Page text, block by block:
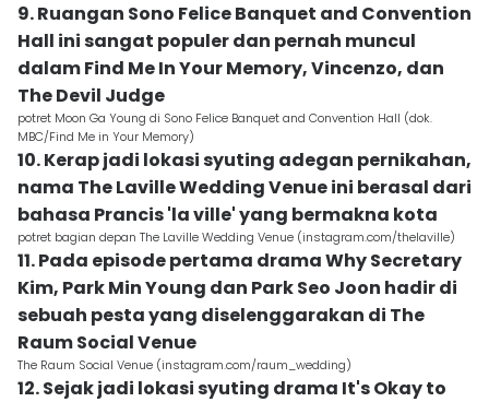
9. Ruangan Sono Felice Banquet and Convention
Hall ini sangat populer dan pernah muncul
dalam Find Me In Your Memory, Vincenzo, dan
The Devil Judge
potret Moon Ga Young di Sono Felice Banquet and Convention Hall (dok.
MBC/Find Me in Your Memory)
10. Kerap jadi lokasi syuting adegan pernikahan,
nama The Laville Wedding Venue ini berasal dari
bahasa Prancis 'la ville' yang bermakna kota
potret bagian depan The Laville Wedding Venue (instagram.com/thelaville)
11. Pada episode pertama drama Why Secretary
Kim, Park Min Young dan Park Seo Joon hadir di
sebuah pesta yang diselenggarakan di The
Raum Social Venue
The Raum Social Venue (instagram.com/raum_wedding)
12. Sejak jadi lokasi syuting drama It's Okay to